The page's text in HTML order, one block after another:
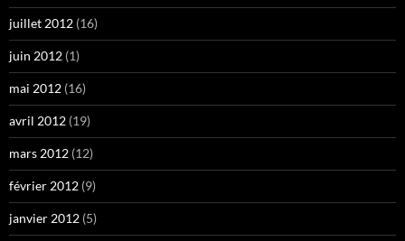
juillet 2012 (16)
juin 2012 (1)
mai 2012 (16)
avril 2012 (19)
mars 2012 (12)
février 2012 (9)
janvier 2012 (5)